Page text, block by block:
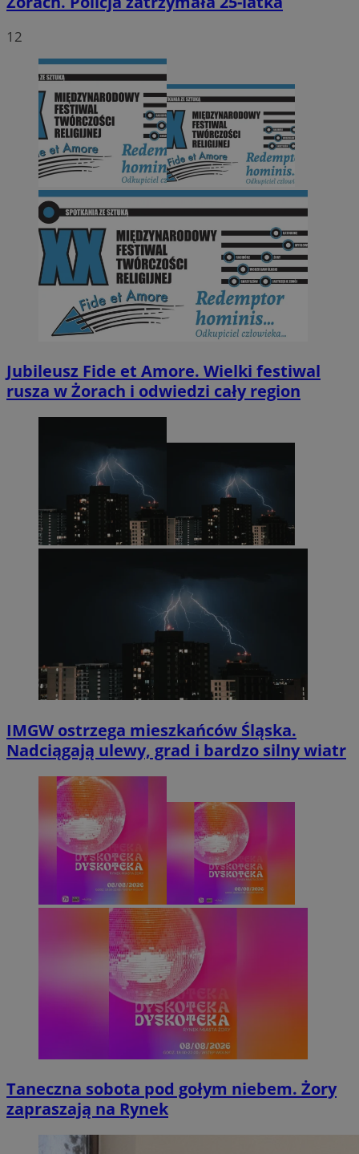
12
Jubileusz Fide et Amore. Wielki festiwal
rusza w Żorach i odwiedzi cały region
IMGW ostrzega mieszkańców Śląska.
Nadciągają ulewy, grad i bardzo silny wiatr
Taneczna sobota pod gołym niebem. Żory
zapraszają na Rynek